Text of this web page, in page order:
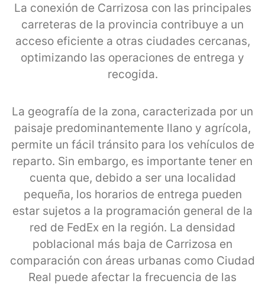
La conexión de Carrizosa con las principales
carreteras de la provincia contribuye a un
acceso eficiente a otras ciudades cercanas,
optimizando las operaciones de entrega y
recogida.
La geografía de la zona, caracterizada por un
paisaje predominantemente llano y agrícola,
permite un fácil tránsito para los vehículos de
reparto. Sin embargo, es importante tener en
cuenta que, debido a ser una localidad
pequeña, los horarios de entrega pueden
estar sujetos a la programación general de la
red de FedEx en la región. La densidad
poblacional más baja de Carrizosa en
comparación con áreas urbanas como Ciudad
Real puede afectar la frecuencia de las